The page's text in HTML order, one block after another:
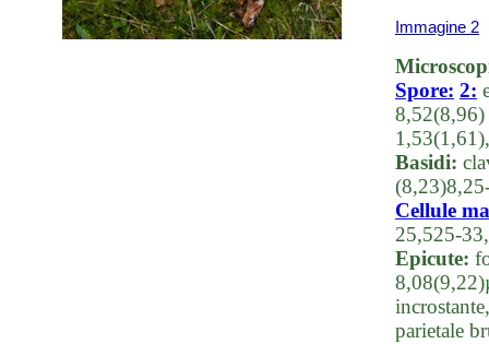
Immagine 2
Spore: 2:
Basidi:
Cellule
25,525-
Epicute:
parietale